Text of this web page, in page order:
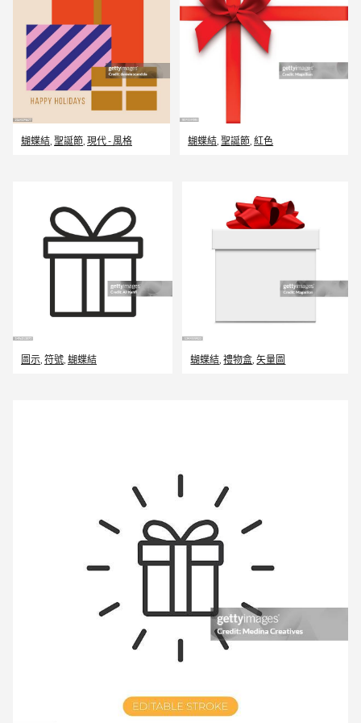
蝴蝶結 聖誕節 現代 - 風格 蝴蝶結 ,聖誕節 ,紅色
圖示 符號 蝴蝶結 蝴蝶結 ,禮物盒 ,矢量圖